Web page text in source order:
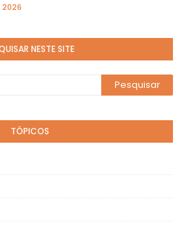
2026
NESTE SITE
TÓPICOS